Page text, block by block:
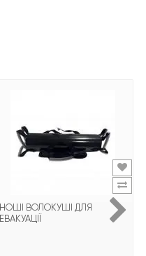
НОШІ ВОЛОКУШІ ДЛЯ
ЕВАКУАЦІЇ